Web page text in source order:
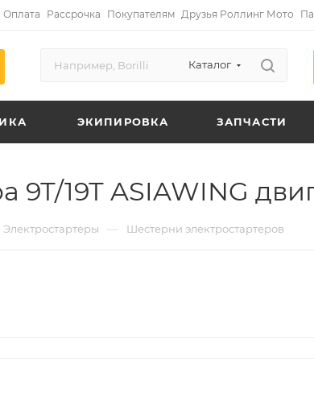
Оплата Рассрочка Покупателям Друзья Роллинг Мото
Каталог
ЭКИПИРОВКА ЗАПЧАСТИ
9Т/19Т ASIAWING
Электростартеры — Шестерни электростартеров